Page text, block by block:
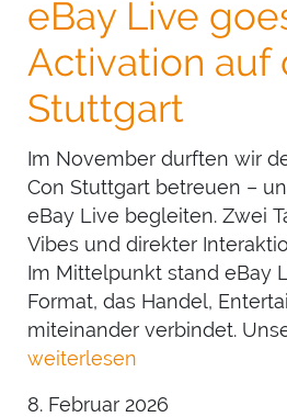
eBay Live
Activation auf
Stuttgart
Im November durften wir
Con Stuttgart betreuen –
eBay Live begleiten. Zwei
Vibes und direkter
Im Mittelpunkt stand eBay
Format, das Handel,
miteinander verbindet.
weiterlesen
8. Februar 2026